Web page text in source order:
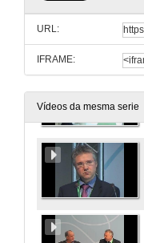
URL:
IFRAME:
Vídeos da mesma serie